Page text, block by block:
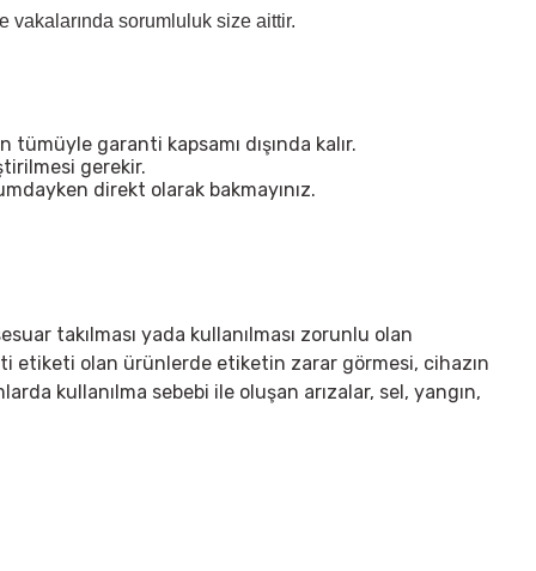
vakalarında sorumluluk size aittir.
garanti kapsamı dışında kalır.
gerekir.
direkt olarak bakmayınız.
takılması yada kullanılması zorunlu olan
etiketi olan ürünlerde etiketin zarar görmesi, cihazın
kullanılma sebebi ile oluşan arızalar, sel, yangın,